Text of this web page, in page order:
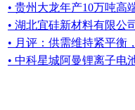
• 贵州大龙年产10万吨高
• 湖北宜硅新材料有限公
• 月评：供需维持紧平衡
• 中科星城阿曼锂离子电